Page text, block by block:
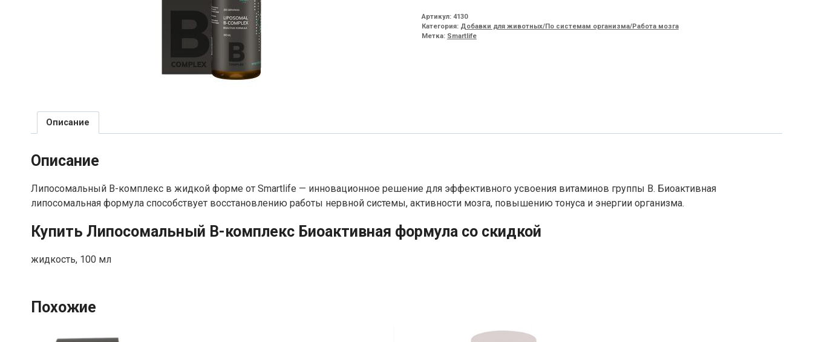
Артикул: 4130
Категория: Добавки для животных/По системам организма/Работа мозга
Метка: Smartlife
Описание
Описание
Липосомальный В-комплекс в жидкой форме от Smartlife — инновационное решение для эффективного усвоения витаминов группы В. Биоактивная
липосомальная формула способствует восстановлению работы нервной системы, активности мозга, повышению тонуса и энергии организма.
Купить Липосомальный В-комплекс Биоактивная формула со скидкой
жидкость, 100 мл
Похожие